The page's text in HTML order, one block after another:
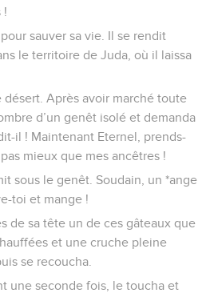
!
sauver sa vie. Il se rendit
le territoire de Juda, où il laissa
désert. Après avoir marché toute
d’un genêt isolé et demanda
il ! Maintenant Eternel, prends-
mieux que mes ancêtres !
sous le genêt. Soudain, un *ange
toi et mange !
de sa tête un de ces gâteaux que
et une cruche pleine
se recoucha.
une seconde fois, le toucha et